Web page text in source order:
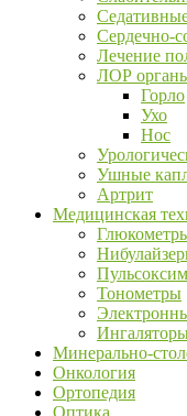
Сердечно-
Лечение
ЛОР
Горло
Ухо
Нос
Ушные
Артрит
Медицинская
Тонометры
Минерально-
Онкология
Ортопедия